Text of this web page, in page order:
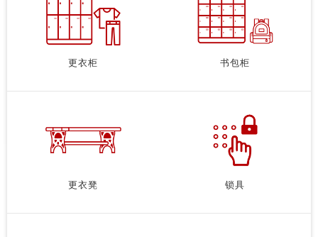
更衣柜 书包柜
更衣凳 锁具